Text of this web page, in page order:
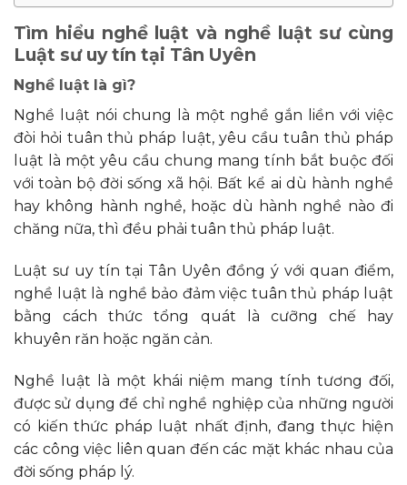
Tìm hiểu nghề luật và nghề luật sư cùng
Luật sư uy tín tại Tân Uyên
Nghề luật là gì?
Nghề luật nói chung là một nghề gắn liền với việc
đòi hỏi tuân thủ pháp luật, yêu cầu tuân thủ pháp
luật là một yêu cầu chung mang tính bắt buộc đối
với toàn bộ đời sống xã hội. Bất kể ai dù hành nghề
hay không hành nghề, hoặc dù hành nghề nào đi
chăng nữa, thì đều phải tuân thủ pháp luật.
Luật sư uy tín tại Tân Uyên đồng ý với quan điểm,
nghề luật là nghề bảo đảm việc tuân thủ pháp luật
bằng cách thức tổng quát là cưỡng chế hay
khuyên răn hoặc ngăn cản.
Nghề luật là một khái niệm mang tính tương đối,
được sử dụng để chỉ nghề nghiệp của những người
có kiến thức pháp luật nhất định, đang thực hiện
các công việc liên quan đến các mặt khác nhau của
đời sống pháp lý.